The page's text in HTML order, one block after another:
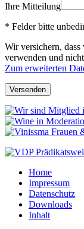
Ihre Mitteilung
* Felder bitte
Wir versichern,
verwenden und
Zum erweiterten
Home
Impressum
Datenschutz
Downloads
Inhalt